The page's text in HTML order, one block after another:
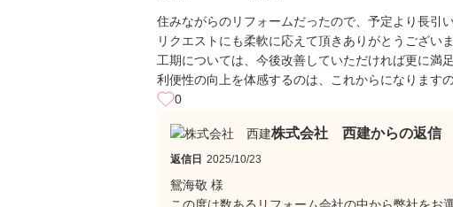
住みながらのリフォームだったので、予定より長引
リクエストにも柔軟に応えて頂きありがとうございま
工期については、今後改善していただければ更に満
利便性の向上を体感するのは、これからになります
0
株式会社 西建からの返信
返信日 2025/10/23
鴛海敬 様